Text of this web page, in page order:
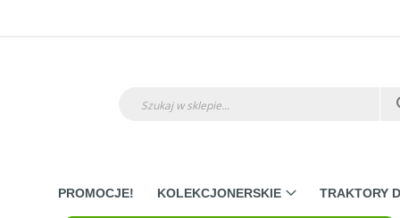
PROMOCJE! KOLEKCJONERSKIE TRAKTORY